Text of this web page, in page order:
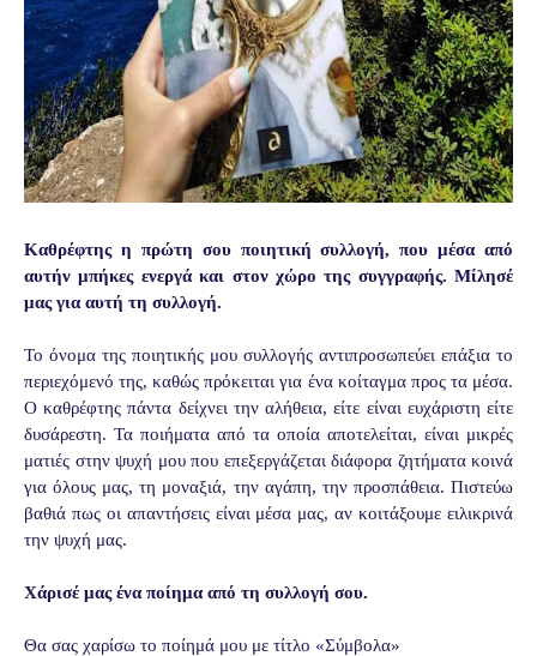
Καθρέφτης η πρώτη σου ποιητική συλλογή, που μέσα από
αυτήν μπήκες ενεργά και στον χώρο της συγγραφής. Μίλησέ
μας για αυτή τη συλλογή.
Το όνομα της ποιητικής μου συλλογής αντιπροσωπεύει επάξια το
περιεχόμενό της, καθώς πρόκειται για ένα κοίταγμα προς τα μέσα.
Ο καθρέφτης πάντα δείχνει την αλήθεια, είτε είναι ευχάριστη είτε
δυσάρεστη. Τα ποιήματα από τα οποία αποτελείται, είναι μικρές
ματιές στην ψυχή μου που επεξεργάζεται διάφορα ζητήματα κοινά
για όλους μας, τη μοναξιά, την αγάπη, την προσπάθεια. Πιστεύω
βαθιά πως οι απαντήσεις είναι μέσα μας, αν κοιτάξουμε ειλικρινά
την ψυχή μας.
Χάρισέ μας ένα ποίημα από τη συλλογή σου.
Θα σας χαρίσω το ποίημά μου με τίτλο «Σύμβολα»